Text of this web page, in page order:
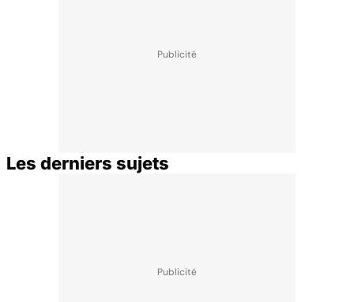
Les derniers sujets